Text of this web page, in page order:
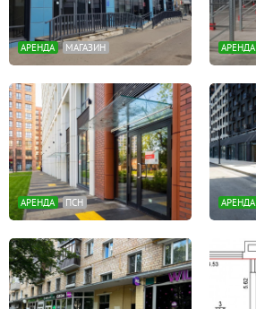
АРЕНДА МАГАЗИН АРЕНДА
АРЕНДА ПСН АРЕНДА